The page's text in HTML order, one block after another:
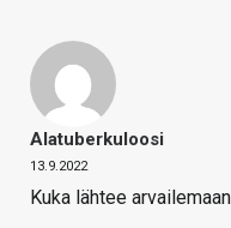
Alatuberkuloosi
13.9.2022
Kuka lähtee